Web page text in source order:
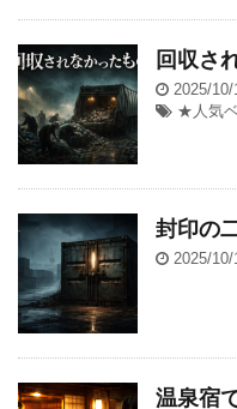
回収さ
2025/10/
★人気
封印の
2025/10/
温泉宿